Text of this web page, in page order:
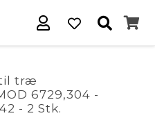
træ
6729,304 -
- 2 Stk.